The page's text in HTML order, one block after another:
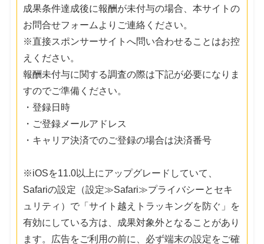
成果条件達成後に報酬が未付与の場合、本サイトの
お問合せフォームよりご連絡ください。
※直接スポンサーサイトへ問い合わせることはお控
えください。
報酬未付与に関する調査の際は下記が必要になりま
すのでご準備ください。
・登録日時
・ご登録メールアドレス
・キャリア決済でのご登録の場合は決済番号
※iOSを11.0以上にアップグレードしていて、
Safariの設定（設定≫Safari≫プライバシーとセキ
ュリティ）で「サイト越えトラッキングを防ぐ」を
有効にしている方は、成果対象外となることがあり
ます。広告をご利用の前に、必ず端末の設定をご確